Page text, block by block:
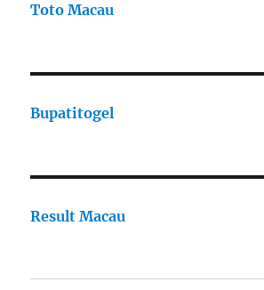
Toto Macau
Bupatitogel
Result Macau